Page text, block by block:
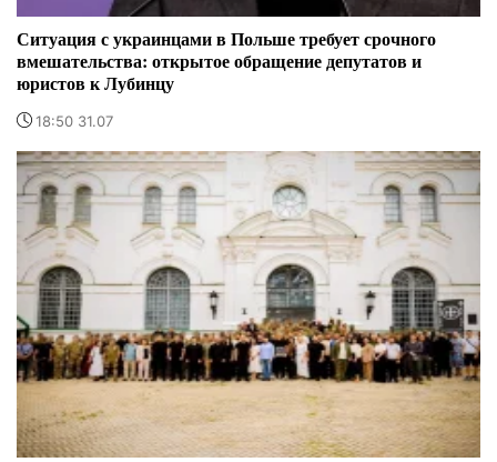
Ситуация с украинцами в Польше требует срочного
вмешательства: открытое обращение депутатов и
юристов к Лубинцу
18:50 31.07